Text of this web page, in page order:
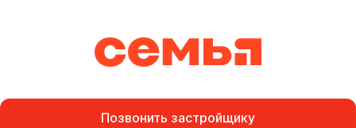
Позвонить застройщику